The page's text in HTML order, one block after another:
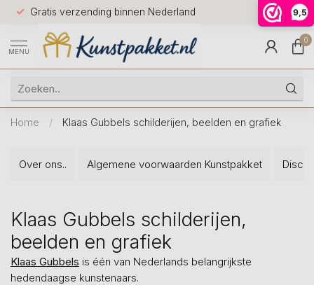
9,5
Gratis verzending binnen Nederland
Voor
huis
9.5
MENU
0
Home / Klaas Gubbels schilderijen, beelden en grafiek
Over ons.. Algemene voorwaarden Kunstpakket
Klaas Gubbels schilderijen,
beelden en grafiek
Klaas Gubbels is één van Nederlands belangrijkste
hedendaagse kunstenaars.